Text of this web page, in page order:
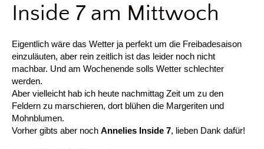
Inside 7 am Mittwoch
Eigentlich wäre das Wetter ja perfekt um die Freibadesaison
einzuläuten, aber rein zeitlich ist das leider noch nicht
machbar. Und am Wochenende solls Wetter schlechter
werden.
Aber vielleicht hab ich heute nachmittag Zeit um zu den
Feldern zu marschieren, dort blühen die Margeriten und
Mohnblumen.
Vorher gibts aber noch Annelies Inside 7, lieben Dank dafür!